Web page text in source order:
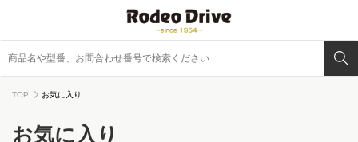
TOP お気に入り
お気に入り